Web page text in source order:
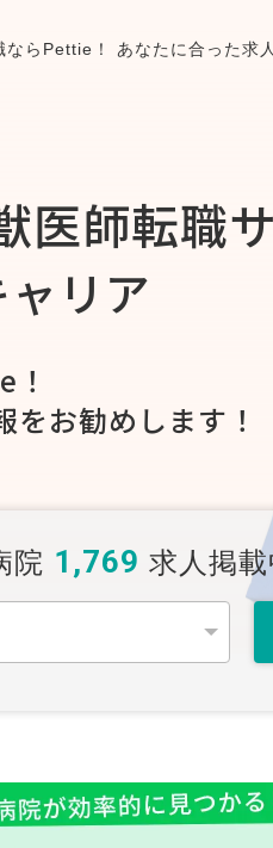
ならPettie！ あなたに合った求
医師転職
リア
お勧めします！
院 1,769 求人掲載